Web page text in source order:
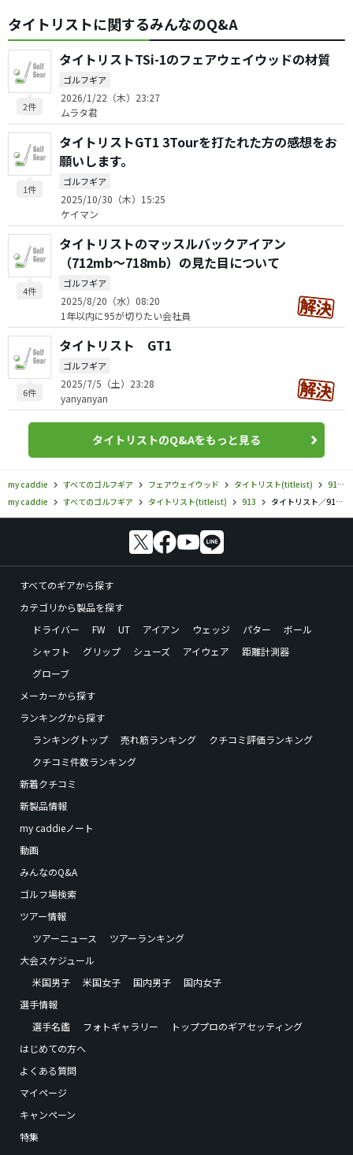
タイトリストに関するみんなのQ&A
2件
タイトリストTSi-1のフェアウェイウッドの材質
ゴルフギア
2026/1/22（木）23:27
ムラタ君
1件
タイトリストGT1 3Tourを打たれた方の感想をお
願いします。
ゴルフギア
2025/10/30（木）15:25
ケイマン
4件
タイトリストのマッスルバックアイアン
（712mb〜718mb）の見た目について
ゴルフギア
2025/8/20（水）08:20
1年以内に95が切りたい会社員
6件
タイトリスト GT1
ゴルフギア
2025/7/5（土）23:28
yanyanyan
タイトリストのQ&Aをもっと見る
my caddie すべてのゴルフギア フェアウェイウッド タイトリスト(titleist)
913
my caddie
すべてのゴルフギア タイトリスト(titleist) 913 タイトリスト／913／913F・ｄの口コミ評価
すべてのギアから探す
カテゴリから製品を探す
ドライバー
FW UT アイアン ウェッジ パター
ボール
シャフト
グリップ シューズ アイウェア
距離計測器
グローブ
メーカーから探す
ランキングから探す
ランキングトップ
売れ筋ランキング
クチコミ評価ランキング
クチコミ件数ランキング
新着クチコミ
新製品情報
my caddieノート
動画
みんなのQ&A
ゴルフ場検索
ツアー情報
ツアーニュース
ツアーランキング
大会スケジュール
米国男子
米国女子 国内男子
国内女子
選手情報
選手名鑑
フォトギャラリー
トッププロのギアセッティング
はじめての方へ
よくある質問
マイページ
キャンペーン
特集